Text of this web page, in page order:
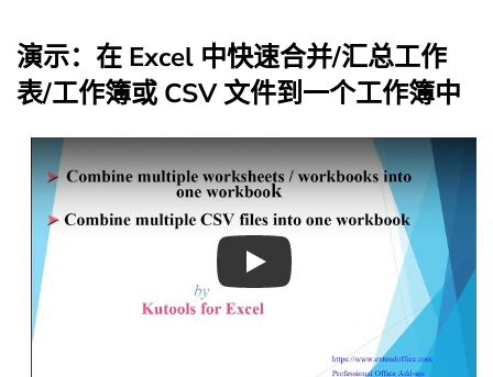
演示：在 Excel 中快速合并/汇总工作
表/工作簿或 CSV 文件到一个工作簿中
Play